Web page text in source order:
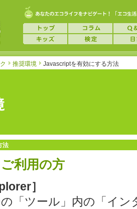
推奨環境 Javascriptを有効にする方法
法
利用の方
］
「ツール」内の「イ